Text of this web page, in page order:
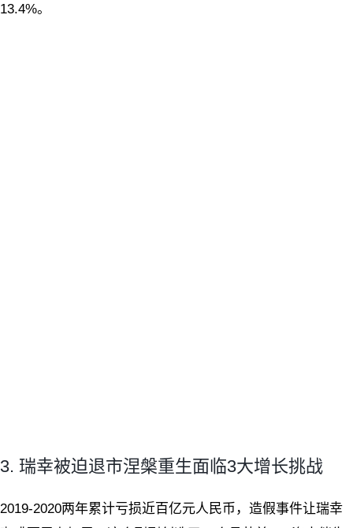
13.4%。
3. 瑞幸被迫退市涅槃重生面临3大增长挑战
2019-2020两年累计亏损近百亿元人民币，造假事件让瑞幸